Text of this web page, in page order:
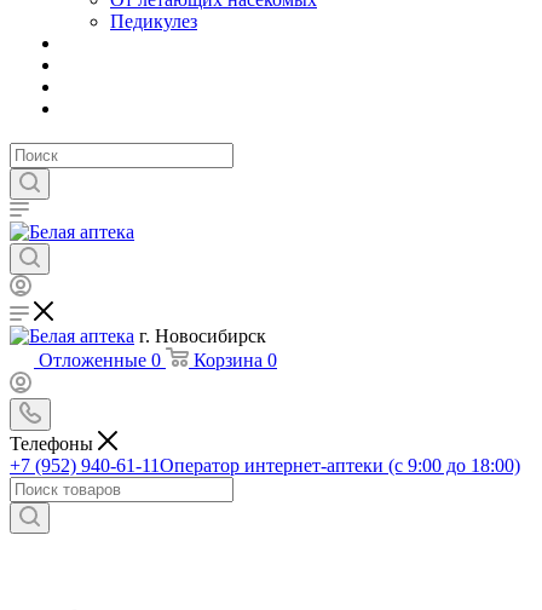
Педикулез
г. Новосибирск
Отложенные 0 Корзина 0
Телефоны
+7 (952) 940-61-11Оператор интернет-аптеки (с 9:00 до 18:00)